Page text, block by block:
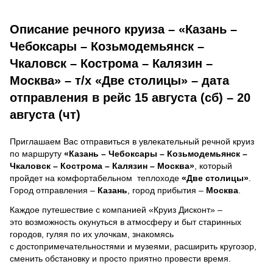
Описание речного круиза – «Казань –
Чебоксары – Козьмодемьянск –
Чкаловск – Кострома – Калязин –
Москва» – т/х «Две столицы» – дата
отправления в рейс 15 августа (сб) – 20
августа (чт)
Приглашаем Вас отправиться в увлекательный речной круиз
по маршруту «Казань – Чебоксары – Козьмодемьянск –
Чкаловск – Кострома – Калязин – Москва» , который
пройдет на комфортабельном теплоходе «Две столицы»
Город отправления – Казань , город прибытия – Москва
Каждое путешествие с компанией «Круиз Дисконт» –
это возможность окунуться в атмосферу и быт старинных
городов, гуляя по их улочкам, знакомясь
с достопримечательностями и музеями, расширить кругозор,
сменить обстановку и просто приятно провести время.